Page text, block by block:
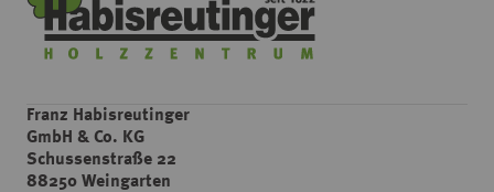
Franz Habisreutinger
GmbH & Co. KG
Schussenstraße 22
88250 Weingarten